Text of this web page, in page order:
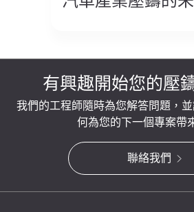
有興趣開始您的壓
我們的工程師隨時為您解答問題，
何為您的下一個專案帶
聯絡我們